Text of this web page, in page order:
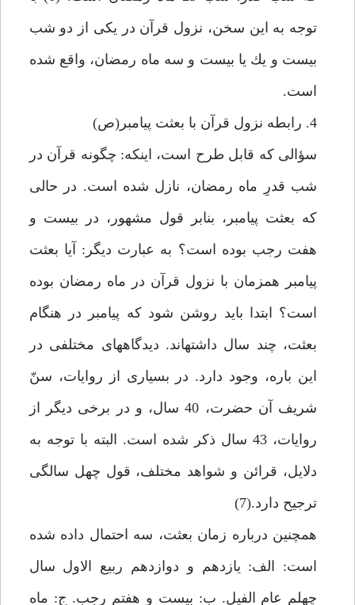
توجه به اين سخن، نزول قرآن در يكى از دو شب
بيست و يك يا بيست و سه ماه رمضان، واقع شده
است.
4. رابطه نزول قرآن با بعثت پيامبر(ص)
سؤالى كه قابل طرح است، اينكه: چگونه قرآن در
شب قدرِ ماه رمضان، نازل شده است. در حالى
كه بعثت پيامبر، بنابر قول مشهور، در بيست و
هفت رجب بوده است؟ به عبارت ديگر: آيا بعثت
پيامبر همزمان با نزول قرآن در ماه رمضان بوده
است؟ ابتدا بايد روشن شود كه پيامبر در هنگام
بعثت، چند سال داشته‏اند. ديدگاه‏هاى مختلفى در
اين باره، وجود دارد. در بسيارى از روايات، سنّ
شريف آن حضرت، 40 سال، و در برخى ديگر از
روايات، 43 سال ذكر شده است. البته با توجه به
دلايل، قرائن و شواهد مختلف، قول چهل سالگى
ترجيح دارد.(7)
هم‏چنين درباره زمان بعثت، سه احتمال داده شده
است: الف: يازدهم و دوازدهم ربيع الاول سال
چهلم عام الفيل. ب: بيست و هفتم رجب. ج: ماه